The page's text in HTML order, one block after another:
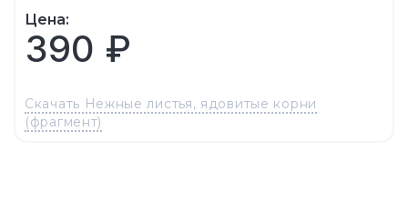
Цена:
390 ₽
Скачать Нежные листья, ядовитые корни
(фрагмент)